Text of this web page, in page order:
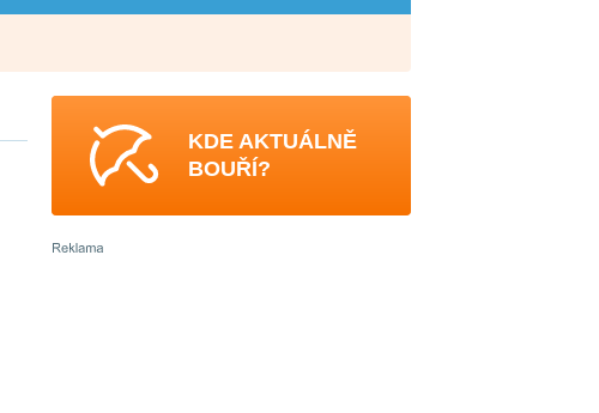
KDE AKTUÁLNĚ
BOUŘÍ?